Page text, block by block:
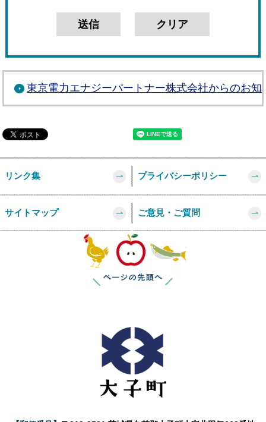
東京電力エナジーパートナー株式会社からのお知
リンク集 プライバシーポリシー
サイトマップ ご意見・ご質問